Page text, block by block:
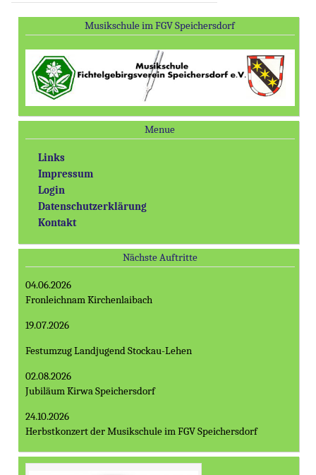
Musikschule im FGV Speichersdorf
Menue
Links
Impressum
Login
Datenschutzerklärung
Kontakt
Nächste Auftritte
04.06.2026
Fronleichnam Kirchenlaibach
19.07.2026
Festumzug Landjugend Stockau-Lehen
02.08.2026
Jubiläum Kirwa Speichersdorf
24.10.2026
Herbstkonzert der Musikschule im FGV Speichersdorf